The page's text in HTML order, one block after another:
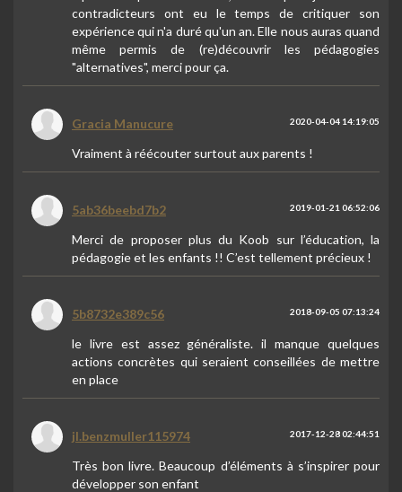
contradicteurs ont eu le temps de critiquer son
expérience qui n'a duré qu'un an. Elle nous auras quand
même permis de (re)découvrir les pédagogies
"alternatives", merci pour ça.
Gracia Manucure 2020-04-04 14:19:05
Vraiment à réécouter surtout aux parents !
5ab36beebd7b2 2019-01-21 06:52:06
Merci de proposer plus du Koob sur l’éducation, la
pédagogie et les enfants !! C’est tellement précieux !
5b8732e389c56 2018-09-05 07:13:24
le livre est assez généraliste. il manque quelques
actions concrètes qui seraient conseillées de mettre
en place
jl.benzmuller115974 2017-12-28 02:44:51
Très bon livre. Beaucoup d’éléments à s’inspirer pour
développer son enfant